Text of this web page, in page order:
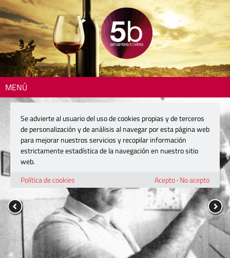
MENÚ
Se advierte al usuario del uso de cookies propias y de terceros
de personalización y de análisis al navegar por esta página web
para mejorar nuestros servicios y recopilar información
estrictamente estadística de la navegación en nuestro sitio
web.
Política de cookies
Acepto· No acepto